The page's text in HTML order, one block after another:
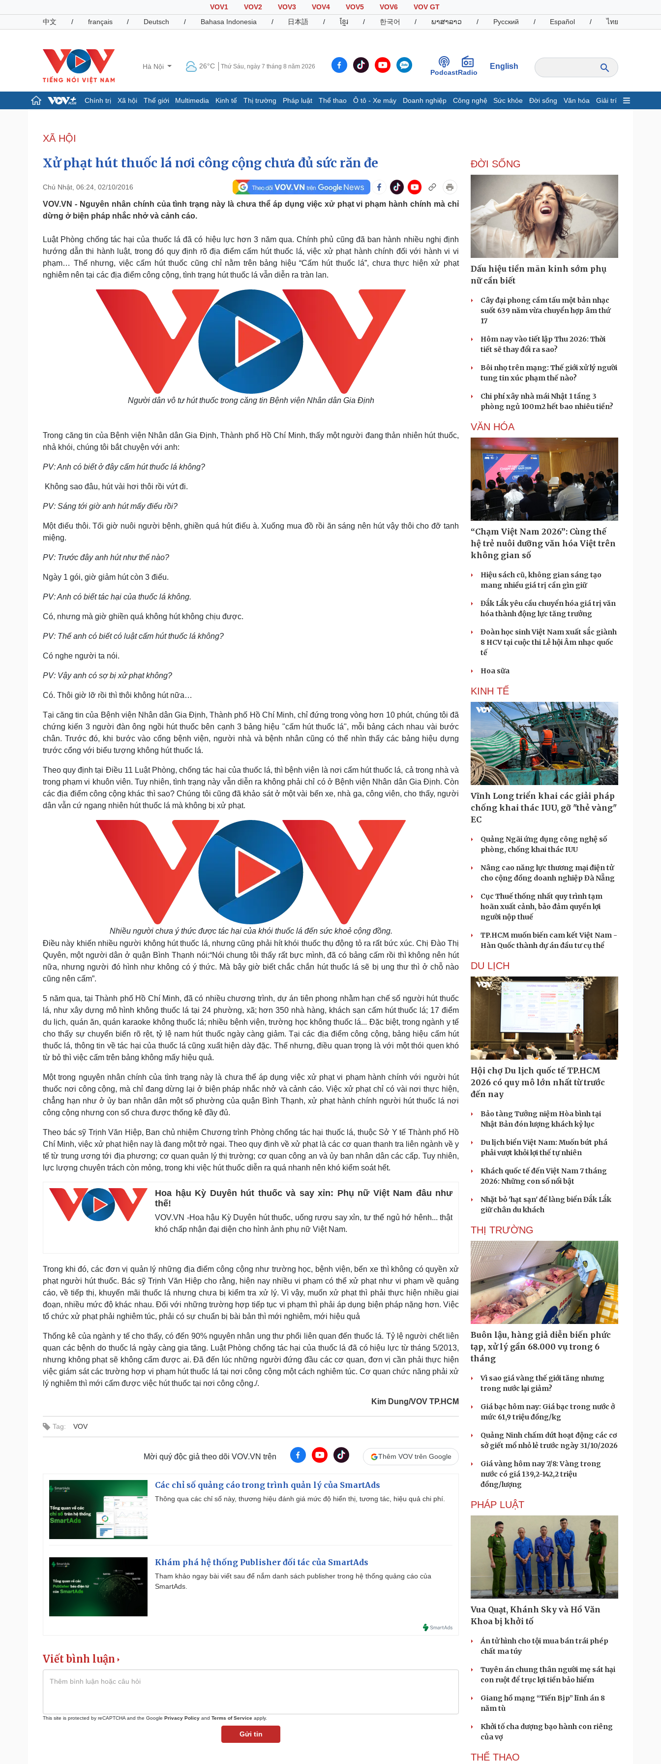
VOV1 VOV2 VOV3 VOV4 VOV5 VOV6
VOV GT
中文
/ français / Deutsch / Bahasa Indonesia / 日本語 / ខ្មែរ / 한국어 / ພາສາລາວ / Русский / Español / ไทย
Hà Nội 26°C Thứ Sáu, ngày 7 tháng 8 năm 2026
PodcastRadio
English
Chính trị Xã hội Thế giới Multimedia Kinh tế Thị trường Pháp luật Thể thao Ô tô - Xe máy Doanh nghiệp Công nghệ Sức khỏe Đời sống Văn hóa Giải trí
Đảng
Tổ chức nhân sự
Quốc hội
Nhận diện sự thật
Giáo dục
Dấu ấn VOV
Infographic
Giá cà phê
Pháp luật
Vụ án
Tư vấn luật
Quân sự - Quốc phòng
Vũ khí
Phân tích
Thể thao
Thế giới thể thao
eSports
Ô tô - Xe máy
Tư vấn
Doanh nghiệp
Thông tin doanh nghiệp
Doanh nghiệp 24h
Doanh nhân
Vì cộng đồng
Công nghệ
Sành điệu
Tin Công nghệ
Trải nghiệm
Chuyển đổi số
Sức khỏe
Đời sống
Blog
Tình yêu - Gia đình
Văn hóa
Di sản
Thời trang
Sao Việt
Podcast
Đọc truyện đêm khuya
Cửa sổ tình yêu
XÃ HỘI
Xử phạt hút thuốc lá nơi công cộng chưa đủ sức răn đe
Chủ Nhật, 06:24, 02/10/2016
VOV.VN - Nguyên nhân chính của tình trạng này là chưa thể áp dụng việc xử phạt vi phạm hành chính mà chỉ
dừng ở biện pháp nhắc nhở và cảnh cáo.
Luật Phòng chống tác hại của thuốc lá đã có hiệu lực hơn 3 năm qua. Chính phủ cũng đã ban hành nhiều nghị định
hướng dẫn thi hành luật, trong đó quy định rõ địa điểm cấm hút thuốc lá, việc xử phạt hành chính đối với hành vi vi
phạm… Thế nhưng, việc cấm hút thuốc cũng chỉ nằm trên bảng hiệu “Cấm hút thuốc lá”, chưa thực hiện xử phạt
nghiêm nên tại các địa điểm công cộng, tình trạng hút thuốc lá vẫn diễn ra tràn lan.
Người dân vô tư hút thuốc trong căng tin Bệnh viện Nhân dân Gia Định
Trong căng tin của Bệnh viện Nhân dân Gia Định, Thành phố Hồ Chí Minh, thấy một người đang thản nhiên hút thuốc,
nhả khói, chúng tôi bắt chuyện với anh:
PV: Anh có biết ở đây cấm hút thuốc lá không?
Không sao đâu, hút vài hơi thôi rồi vứt đi.
PV: Sáng tới giờ anh hút mấy điếu rồi?
Một điếu thôi. Tối giờ nuôi người bệnh, ghiền quá hút điếu à. Xuống mua đồ rồi ăn sáng nên hút vậy thôi cho đỡ tanh
miệng.
PV: Trước đây anh hút như thế nào?
Ngày 1 gói, giờ giảm hút còn 3 điếu.
PV: Anh có biết tác hại của thuốc lá không.
Có, nhưng mà giờ ghiền quá không hút không chịu được.
PV: Thế anh có biết có luật cấm hút thuốc lá không?
Có nghe người ta nói.
PV: Vậy anh có sợ bị xử phạt không?
Có. Thôi giờ lỡ rồi thì thôi không hút nữa…
Tại căng tin của Bệnh viện Nhân dân Gia Định, Thành phố Hồ Chí Minh, chỉ đứng trong vòng hơn 10 phút, chúng tôi đã
chứng kiến 3 người đàn ông ngồi hút thuốc bên cạnh 3 bảng hiệu "cấm hút thuốc lá", mỗi bảng cách nhau vài bước
chân. Trước đó, khi bước vào cổng bệnh viện, người nhà và bệnh nhân cũng có thể nhìn thấy các bảng hiệu dựng
trước cổng với biểu tượng không hút thuốc lá.
Theo quy định tại Điều 11 Luật Phòng, chống tác hại của thuốc lá, thì bệnh viện là nơi cấm hút thuốc lá, cả trong nhà và
trong phạm vi khuôn viên. Tuy nhiên, tình trạng này vẫn diễn ra không phải chỉ có ở Bệnh viện Nhân dân Gia Định. Còn
các địa điểm công cộng khác thì sao? Chúng tôi cũng đã khảo sát ở một vài bến xe, nhà ga, công viên, cho thấy, người
dân vẫn cứ ngang nhiên hút thuốc lá mà không bị xử phạt.
Nhiều người chưa ý thức được tác hại của khói thuốc lá đến sức khoẻ cộng đồng.
Điều này khiến nhiều người không hút thuốc lá, nhưng cũng phải hít khói thuốc thụ động tỏ ra rất bức xúc. Chị Đào Thị
Quyên, một người dân ở quận Bình Thạnh nói:“Nói chung tôi thấy rất bực mình, đã có bảng cấm rồi thì không nên hút
nữa, nhưng người đó hình như không có ý thức. Mà bây giờ biết chắc chắn hút thuốc lá sẽ bị ung thư thì ở chỗ nào
cũng nên cấm”.
5 năm qua, tại Thành phố Hồ Chí Minh, đã có nhiều chương trình, dự án tiên phong nhằm hạn chế số người hút thuốc
lá, như xây dựng mô hình không thuốc lá tại 24 phường, xã; hơn 350 nhà hàng, khách sạn cấm hút thuốc lá; 17 điểm
du lịch, quán ăn, quán karaoke không thuốc lá; nhiều bệnh viện, trường học không thuốc lá... Đặc biệt, trong ngành y tế
cho thấy sự chuyển biến rõ rệt, tỷ lệ nam hút thuốc ngày càng giảm. Tại các địa điểm công cộng, bảng hiệu cấm hút
thuốc lá, thông tin về tác hại của thuốc lá cũng xuất hiện dày đặc. Thế nhưng, điều quan trọng là với một thói quen khó
từ bỏ thì việc cấm trên bảng không mấy hiệu quả.
Một trong nguyên nhân chính của tình trạng này là chưa thể áp dụng việc xử phạt vi phạm hành chính với người hút
thuốc nơi công cộng, mà chỉ đang dừng lại ở biện pháp nhắc nhở và cảnh cáo. Việc xử phạt chỉ có vài nơi thực hiện,
chẳng hạn như ở ủy ban nhân dân một số phường của quận Bình Thạnh, xử phạt hành chính người hút thuốc lá nơi
công cộng nhưng con số chưa được thống kê đầy đủ.
Theo bác sỹ Trịnh Văn Hiệp, Ban chủ nhiệm Chương trình Phòng chống tác hại thuốc lá, thuộc Sở Y tế Thành phố Hồ
Chí Minh, việc xử phạt hiện nay là đang một trở ngại. Theo quy định về xử phạt là các cơ quan thanh tra liên ngành về y
tế từ trung ương tới địa phương; cơ quan quản lý thị trường; cơ quan công an và ủy ban nhân dân các cấp. Tuy nhiên,
lực lượng chuyên trách còn mỏng, trong khi việc hút thuốc diễn ra quá nhanh nên khó kiểm soát hết.
Hoa hậu Kỳ Duyên hút thuốc và say xỉn: Phụ nữ Việt Nam đâu như
thế!
VOV.VN -Hoa hậu Kỳ Duyên hút thuốc, uống rượu say xỉn, tư thế ngủ hớ hênh... thật
khó chấp nhận đại diện cho hình ảnh phụ nữ Việt Nam.
Trong khi đó, các đơn vị quản lý những địa điểm công cộng như trường học, bệnh viện, bến xe thì không có quyền xử
phạt người hút thuốc. Bác sỹ Trịnh Văn Hiệp cho rằng, hiện nay nhiều vi phạm có thể xử phạt như vi phạm về quảng
cáo, về tiếp thị, khuyến mãi thuốc lá nhưng chưa bị kiểm tra xử lý. Vì vậy, muốn xử phạt thì phải thực hiện nhiều giai
đoạn, nhiều mức độ khác nhau. Đối với những trường hợp tiếp tục vi phạm thì phải áp dụng biện pháp nặng hơn. Việc
tổ chức xử phạt phải nghiêm túc, phải có sự chuẩn bị bài bản thì mới nghiêm, mới hiệu quả
Thống kê của ngành y tế cho thấy, có đến 90% nguyên nhân ung thư phổi liên quan đến thuốc lá. Tỷ lệ người chết liên
quan các bệnh do thuốc lá ngày càng gia tăng. Luật Phòng chống tác hại của thuốc lá đã có hiệu lực từ tháng 5/2013,
nhưng không phạt sẽ không cấm được ai. Đã đến lúc những người đứng đầu các cơ quan, đơn vị cần phải thực hiện
việc giám sát các trường hợp vi phạm hút thuốc lá tại nơi công cộng một cách nghiêm túc. Cơ quan chức năng phải xử
lý nghiêm thì mới cấm được việc hút thuốc tại nơi công cộng./.
Kim Dung/VOV TP.HCM
Tag: VOV
Mời quý độc giả theo dõi VOV.VN trên Thêm VOV trên Google
Các chỉ số quảng cáo trong trình quản lý của SmartAds
Thông qua các chỉ số này, thương hiệu đánh giá mức độ hiển thị, tương tác, hiệu quả chi phí.
Khám phá hệ thống Publisher đối tác của SmartAds
Tham khảo ngay bài viết sau để nắm danh sách publisher trong hệ thống quảng cáo của
SmartAds.
Viết bình luận
This site is protected by reCAPTCHA and the Google Privacy Policy and Terms of Service apply.
Gửi tin
ĐỜI SỐNG
Dấu hiệu tiền mãn kinh sớm phụ
nữ cần biết
Cây đại phong cầm tấu một bản nhạc
suốt 639 năm vừa chuyển hợp âm thứ
17
Hôm nay vào tiết lập Thu 2026: Thời
tiết sẽ thay đổi ra sao?
Bôi nhọ trên mạng: Thế giới xử lý người
tung tin xúc phạm thế nào?
Chi phí xây nhà mái Nhật 1 tầng 3
phòng ngủ 100m2 hết bao nhiêu tiền?
VĂN HÓA
“Chạm Việt Nam 2026”: Cùng thế
hệ trẻ nuôi dưỡng văn hóa Việt trên
không gian số
Hiệu sách cũ, không gian sáng tạo
mang nhiều giá trị cần gìn giữ
Đắk Lắk yêu cầu chuyển hóa giá trị văn
hóa thành động lực tăng trưởng
Đoàn học sinh Việt Nam xuất sắc giành
8 HCV tại cuộc thi Lễ hội Âm nhạc quốc
tế
Hoa sữa
KINH TẾ
Vĩnh Long triển khai các giải pháp
chống khai thác IUU, gỡ "thẻ vàng"
EC
Quảng Ngãi ứng dụng công nghệ số
phòng, chống khai thác IUU
Nâng cao năng lực thương mại điện tử
cho cộng đồng doanh nghiệp Đà Nẵng
Cục Thuế thống nhất quy trình tạm
hoãn xuất cảnh, bảo đảm quyền lợi
người nộp thuế
TP.HCM muốn biến cam kết Việt Nam -
Hàn Quốc thành dự án đầu tư cụ thể
DU LỊCH
Hội chợ Du lịch quốc tế TP.HCM
2026 có quy mô lớn nhất từ trước
đến nay
Bảo tàng Tưởng niệm Hòa bình tại
Nhật Bản đón lượng khách kỷ lục
Du lịch biển Việt Nam: Muốn bứt phá
phải vượt khỏi lợi thế tự nhiên
Khách quốc tế đến Việt Nam 7 tháng
2026: Những con số nổi bật
Nhặt bỏ 'hạt sạn' để làng biển Đắk Lắk
giữ chân du khách
THỊ TRƯỜNG
Buôn lậu, hàng giả diễn biến phức
tạp, xử lý gần 68.000 vụ trong 6
tháng
Vì sao giá vàng thế giới tăng nhưng
trong nước lại giảm?
Giá bạc hôm nay: Giá bạc trong nước ở
mức 61,9 triệu đồng/kg
Quảng Ninh chấm dứt hoạt động các cơ
sở giết mổ nhỏ lẻ trước ngày 31/10/2026
Giá vàng hôm nay 7/8: Vàng trong
nước có giá 139,2-142,2 triệu
đồng/lượng
PHÁP LUẬT
Vua Quạt, Khánh Sky và Hồ Văn
Khoa bị khởi tố
Án tử hình cho tội mua bán trái phép
chất ma túy
Tuyên án chung thân người mẹ sát hại
con ruột để trục lợi tiền bảo hiểm
Giang hồ mạng “Tiến Bịp” lĩnh án 8
năm tù
Khởi tố cha dượng bạo hành con riêng
của vợ
THỂ THAO